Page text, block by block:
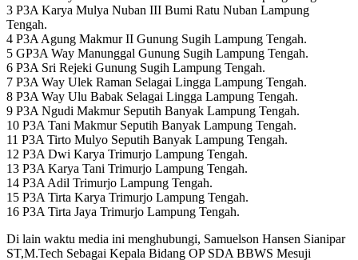
3 P3A Karya Mulya Nuban III Bumi Ratu Nuban Lampung
Tengah.
4 P3A Agung Makmur II Gunung Sugih Lampung Tengah.
5 GP3A Way Manunggal Gunung Sugih Lampung Tengah.
6 P3A Sri Rejeki Gunung Sugih Lampung Tengah.
7 P3A Way Ulek Raman Selagai Lingga Lampung Tengah.
8 P3A Way Ulu Babak Selagai Lingga Lampung Tengah.
9 P3A Ngudi Makmur Seputih Banyak Lampung Tengah.
10 P3A Tani Makmur Seputih Banyak Lampung Tengah.
11 P3A Tirto Mulyo Seputih Banyak Lampung Tengah.
12 P3A Dwi Karya Trimurjo Lampung Tengah.
13 P3A Karya Tani Trimurjo Lampung Tengah.
14 P3A Adil Trimurjo Lampung Tengah.
15 P3A Tirta Karya Trimurjo Lampung Tengah.
16 P3A Tirta Jaya Trimurjo Lampung Tengah.
Di lain waktu media ini menghubungi, Samuelson Hansen Sianipar
ST,M.Tech Sebagai Kepala Bidang OP SDA BBWS Mesuji